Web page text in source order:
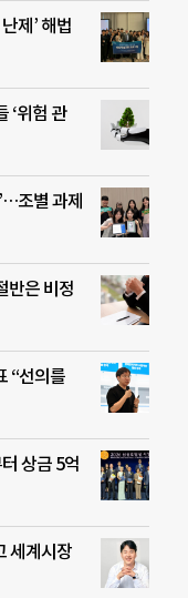
제’ 해법
‘위험 관
조별 과제
반은 비정
“선의를
상금 5억
세계시장